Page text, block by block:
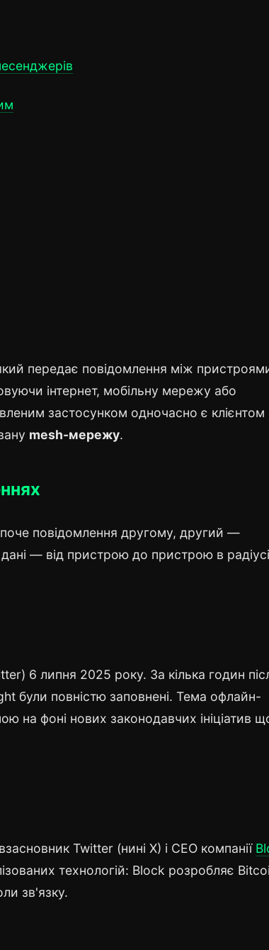
передає повідомлення між
інтернет, мобільну мережу або
застосунком одночасно є клієнтом
mesh-мережу.
повідомлення другому, другий —
— від пристрою до пристрою в радіусі
6 липня 2025 року. За кілька годин
були повністю заповнені. Тема офлайн-
на фоні нових законодавчих ініціатив
Twitter (нині X) і CEO компанії
технологій: Block розробляє
зв'язку.